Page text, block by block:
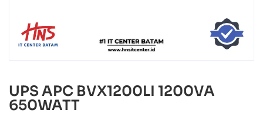
UPS APC BVX1200LI 1200VA
650WATT